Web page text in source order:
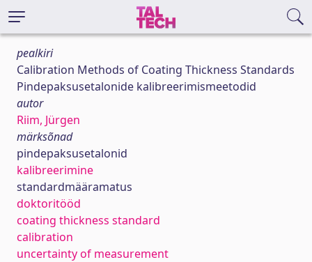
pealkiri
Calibration Methods of Coating Thickness Standards
Pindepaksusetalonide kalibreerimismeetodid
autor
Riim, Jürgen
märksõnad
pindepaksusetalonid
kalibreerimine
standardmääramatus
doktoritööd
coating thickness standard
calibration
uncertainty of measurement